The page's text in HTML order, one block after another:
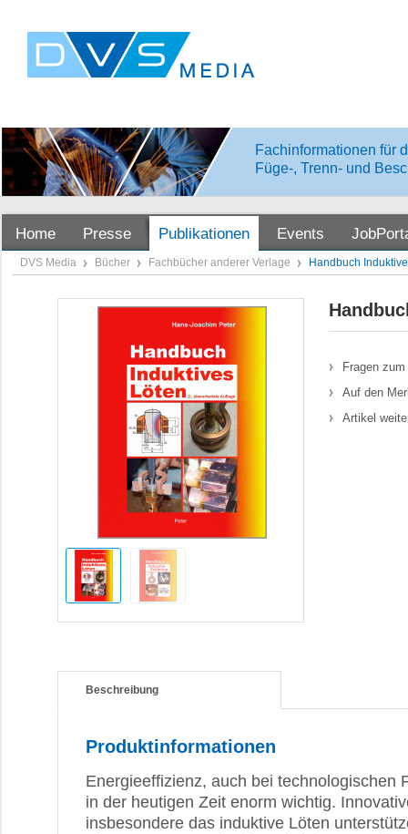
Fachinformationen für
Füge-, Trenn- und
Home Presse Publikationen Events
DVS Media Bücher Fachbücher anderer Verlage Handbuch
Fragen
Auf den
Artikel
Beschreibung
Produktinformationen
Energieeffizienz, auch bei technologischen
in der heutigen Zeit enorm wichtig.
insbesondere das induktive Löten